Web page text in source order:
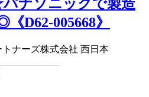
ナソニックで製造
D62-005668》
ナーズ株式会社 西日本